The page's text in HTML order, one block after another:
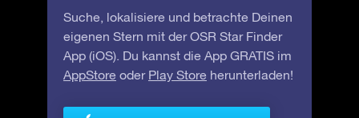
Suche, lokalisiere und betrachte Deinen
eigenen Stern mit der OSR Star Finder
App (iOS). Du kannst die App GRATIS im
AppStore oder Play Store herunterladen!